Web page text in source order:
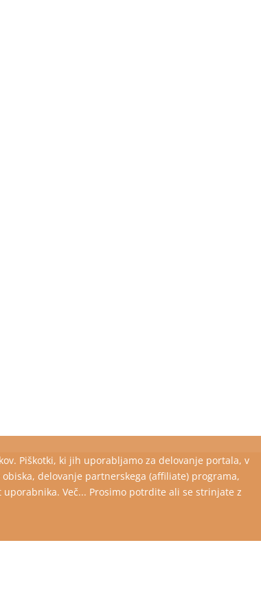
Piškotki, ki jih uporabljamo za delovanje portala, v
delovanje partnerskega (affiliate) programa,
Več... Prosimo potrdite ali se strinjate z